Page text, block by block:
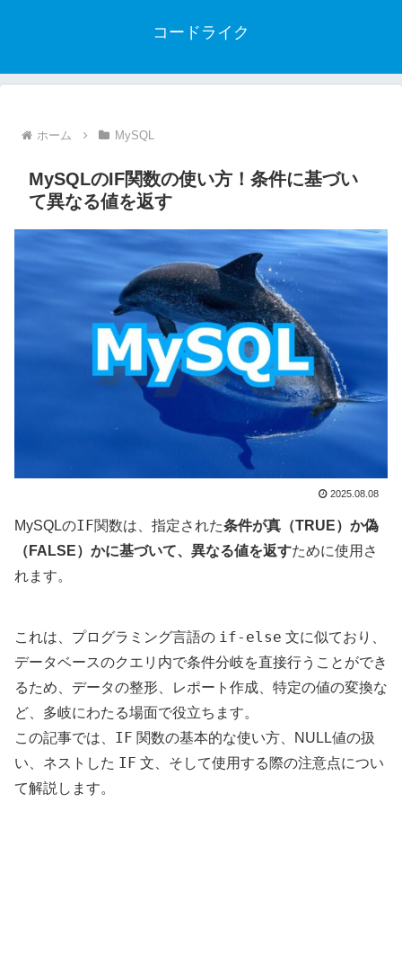
コードライク
ホーム MySQL
MySQLのIF関数の使い方！条件に基づい
て異なる値を返す
2025.08.08
MySQLのIF関数は、指定された条件が真（TRUE）か偽
（FALSE）かに基づいて、異なる値を返すために使用さ
れます。
これは、プログラミング言語の if-else 文に似ており、
データベースのクエリ内で条件分岐を直接行うことができ
るため、データの整形、レポート作成、特定の値の変換な
ど、多岐にわたる場面で役立ちます。
この記事では、 IF 関数の基本的な使い方、NULL値の扱
い、ネストした IF 文、そして使用する際の注意点につい
て解説します。